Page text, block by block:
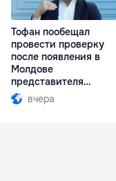
Тофан пообещал
провести проверку
после появления в
Молдове
представителя
Южной Осетии
вчера